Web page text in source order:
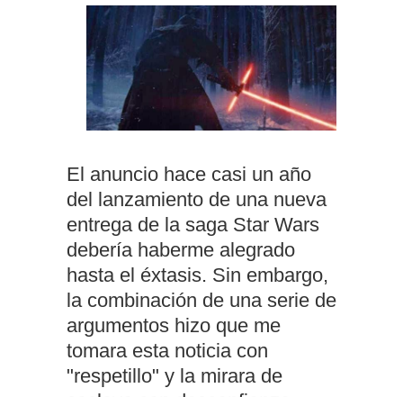
El anuncio hace casi un año
del lanzamiento de una nueva
entrega de la saga Star Wars
debería haberme alegrado
hasta el éxtasis. Sin embargo,
la combinación de una serie de
argumentos hizo que me
tomara esta noticia con
"respetillo" y la mirara de